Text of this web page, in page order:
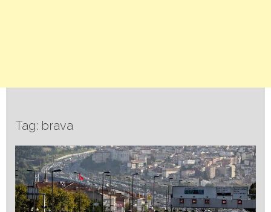
Tag: brava